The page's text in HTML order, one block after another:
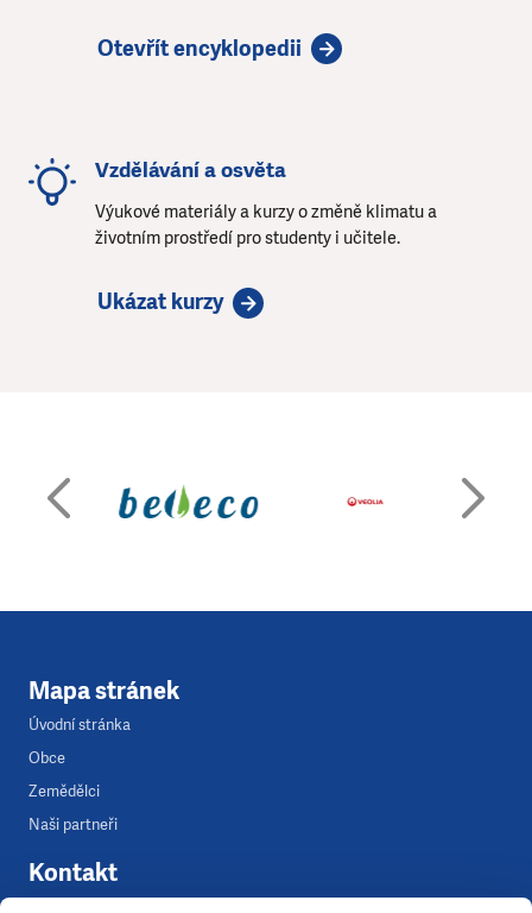
Otevřít encyklopedii
Vzdělávání a osvěta
Výukové materiály a kurzy o změně klimatu a
životním prostředí pro studenty i učitele.
Ukázat kurzy
Mapa stránek
Úvodní stránka
Obce
Zemědělci
Naši partneři
Kontakt